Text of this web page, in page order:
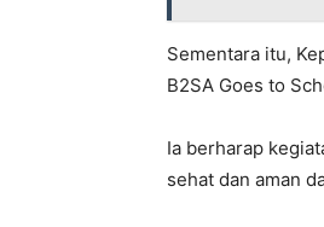
Sementara itu,
B2SA Goes to
Ia berharap
sehat dan aman